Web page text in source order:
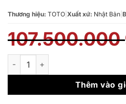
Thương hiệu: TOTO Xuất xứ: Nhật Bản
107.500.000
Vòi chậu nóng lạnh TOTO
Thêm vào